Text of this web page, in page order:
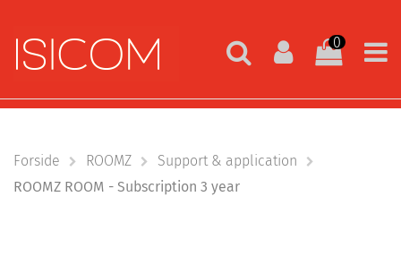
0
Forside ROOMZ
Support & application
ROOMZ ROOM - Subscription 3 year